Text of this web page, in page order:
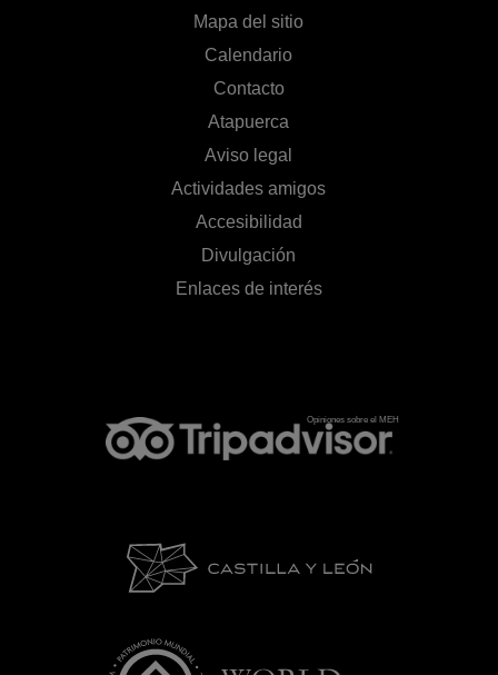
Mapa del sitio
Calendario
Contacto
Atapuerca
Aviso legal
Actividades amigos
Accesibilidad
Divulgación
Enlaces de interés
Opiniones sobre el MEH